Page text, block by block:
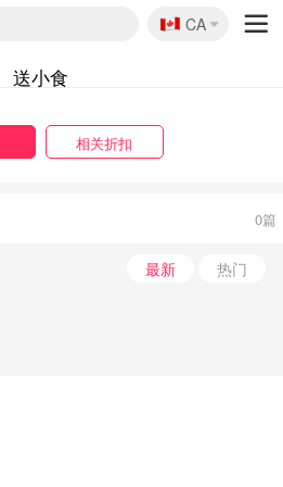
🇨🇦
CA
送小食
相关折扣
0篇
最新 热门